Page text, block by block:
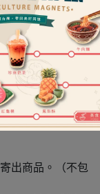
度而異。
的地方，並存放
方。
觸皮膚、衣物。
、衣物接觸。
，商品顏色請以
出商品。（不包